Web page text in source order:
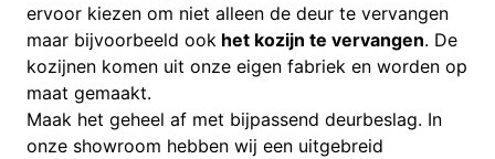
ervoor kiezen om niet alleen de deur te vervangen
maar bijvoorbeeld ook het kozijn te vervangen. De
kozijnen komen uit onze eigen fabriek en worden op
maat gemaakt.
Maak het geheel af met bijpassend deurbeslag. In
onze showroom hebben wij een uitgebreid